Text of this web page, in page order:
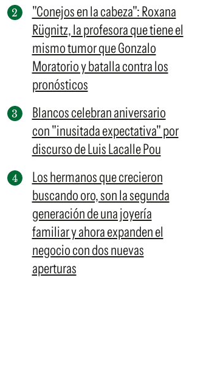
"Conejos en la cabeza": Roxana
Rügnitz, la profesora que tiene el
mismo tumor que Gonzalo
Moratorio y batalla contra los
pronósticos
Blancos celebran aniversario
con "inusitada expectativa" por
discurso de Luis Lacalle Pou
Los hermanos que crecieron
buscando oro, son la segunda
generación de una joyería
familiar y ahora expanden el
negocio con dos nuevas
aperturas